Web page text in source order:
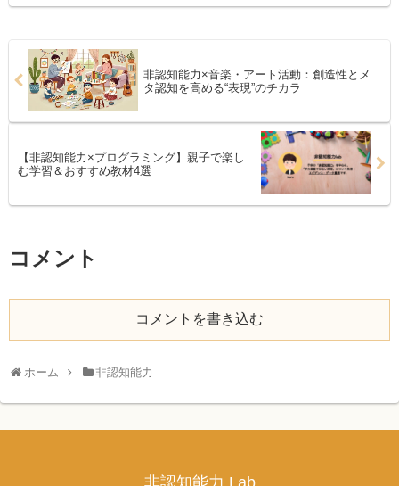
非認知能力×音楽・アート活動：創造性とメ
タ認知を高める“表現”のチカラ
【非認知能力×プログラミング】親子で楽し
む学習＆おすすめ教材4選
コメント
コメントを書き込む
ホーム 非認知能力
非認知能力 Lab